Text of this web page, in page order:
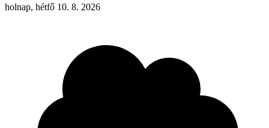
holnap, hétfő 10. 8. 2026